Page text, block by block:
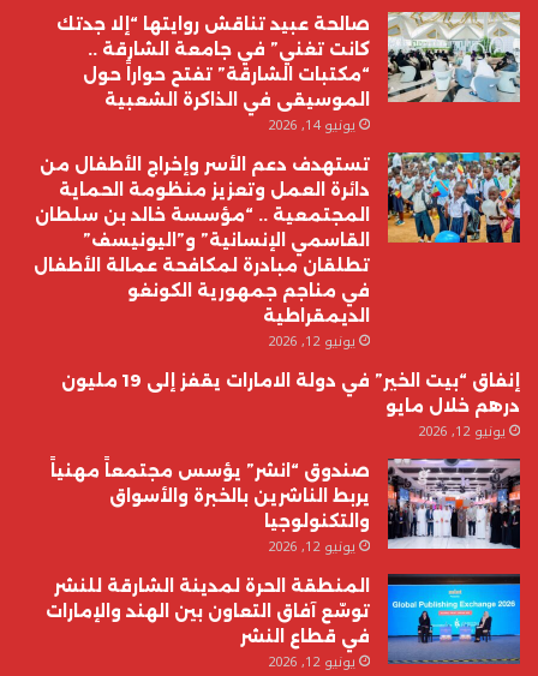
صالحة عبيد تناقش روايتها “إلا جدتك
كانت تغني” في جامعة الشارقة ..
“مكتبات الشارقة” تفتح حواراً حول
الموسيقى في الذاكرة الشعبية
يونيو 14, 2026
تستهدف دعم الأسر وإخراج الأطفال من
دائرة العمل وتعزيز منظومة الحماية
المجتمعية .. “مؤسسة خالد بن سلطان
القاسمي الإنسانية” و”اليونيسف”
تطلقان مبادرة لمكافحة عمالة الأطفال
في مناجم جمهورية الكونغو
الديمقراطية
يونيو 12, 2026
إنفاق “بيت الخير” في دولة الامارات يقفز إلى 19 مليون
درهم خلال مايو
يونيو 12, 2026
صندوق “انشر” يؤسس مجتمعاً مهنياً
يربط الناشرين بالخبرة والأسواق
والتكنولوجيا
يونيو 12, 2026
المنطقة الحرة لمدينة الشارقة للنشر
توسّع آفاق التعاون بين الهند والإمارات
في قطاع النشر
يونيو 12, 2026